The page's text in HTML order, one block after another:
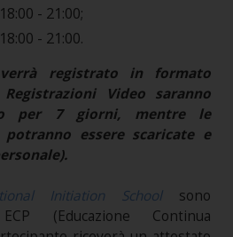
- 21:00;
- 21:00.
registrato in formato
Video saranno
per 7 giorni, mentre le
potranno essere scaricate e
Initiation Schoolsono
(Educazione Continua